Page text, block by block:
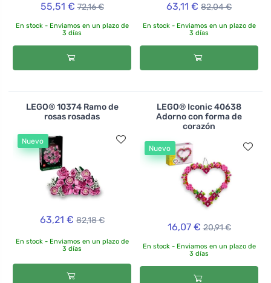
55,51 € 72,16 €
En stock - Enviamos en un plazo de
3 días
63,11 € 82,04 €
En stock - Enviamos en un plazo de
3 días
LEGO® 10374 Ramo de
rosas rosadas
Nuevo
63,21 € 82,18 €
En stock - Enviamos en un plazo de
3 días
LEGO® Iconic 40638
Adorno con forma de
corazón
Nuevo
16,07 € 20,91 €
En stock - Enviamos en un plazo de
3 días